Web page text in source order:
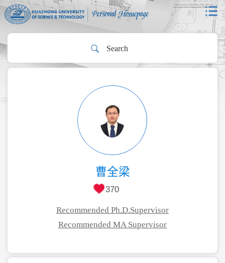
曹全梁
370
Recommended Ph.D.Supervisor
Recommended MA Supervisor